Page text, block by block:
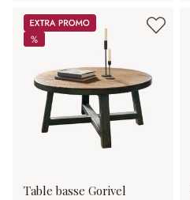
Promos
%
%
Table basse Gorivel